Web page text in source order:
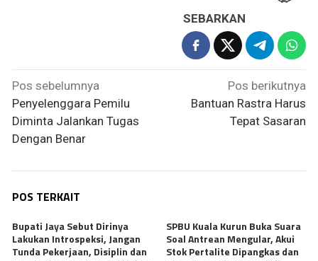
SEBARKAN
Navigasi
pos
Pos sebelumnya
Penyelenggara Pemilu
Diminta Jalankan Tugas
Dengan Benar
Pos berikutnya
Bantuan Rastra Harus
Tepat Sasaran
POS TERKAIT
Bupati Jaya Sebut Dirinya
Lakukan Introspeksi, Jangan
Tunda Pekerjaan, Disiplin dan
SPBU Kuala Kurun Buka Suara
Soal Antrean Mengular, Akui
Stok Pertalite Dipangkas dan